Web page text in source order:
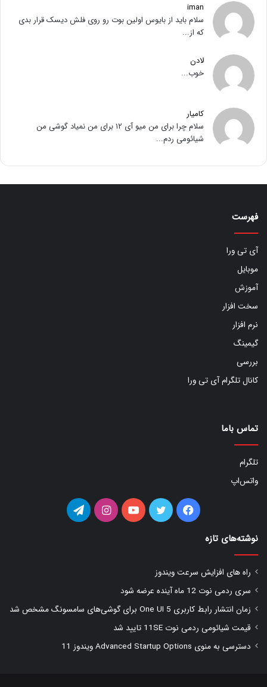
iman
سلام باید از بایوس اولین بوت رو روی فلش دیسک قرار بدی
که از...
لادن
خوب...
کامیار
سلام چرا برای من میو آی ۱۲ برای من نمیاد گوشی من
شیائومی ردم...
فهرست
آی تی ورا
موبایل
آموزش
سخت افزار
نرم افزار
گیمینگ
بررسی
کانال تلگرام آی تی ورا
تماس باما
تلگرام
واتس‌اپ
فیس توییتر یوتیوب اینستاگرامتلگرام
نوشته‌های تازه
راه های افزایش سرعت ویندوز
سری ردمی نوت 12 ماه آینده عرضه شود
زمان انتشار رابط کاربری One UI 5 برای گوشی‌های سامسونگ مشخص شد
قیمت شیائومی ردمی نوت 11SE تایید شد
دسترسی به منوی Advanced Startup Options ویندوز 11